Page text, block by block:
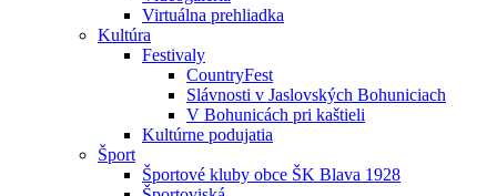
Virtuálna prehliadka
Kultúra
Festivaly
CountryFest
Slávnosti v Jaslovských Bohuniciach
V Bohunicách pri kaštieli
Kultúrne podujatia
Šport
Športové kluby obce ŠK Blava 1928